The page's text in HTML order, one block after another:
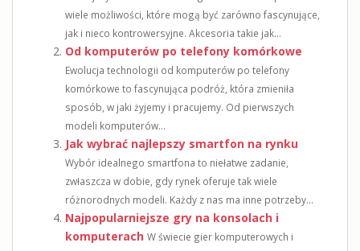
wiele możliwości, które mogą być zarówno fascynujące,
jak i nieco kontrowersyjne. Akcesoria takie jak...
Od komputerów po telefony komórkowe
Ewolucja technologii od komputerów po telefony
komórkowe to fascynująca podróż, która zmieniła
sposób, w jaki żyjemy i pracujemy. Od pierwszych
modeli komputerów...
Jak wybrać najlepszy smartfon na rynku
Wybór idealnego smartfona to niełatwe zadanie,
zwłaszcza w dobie, gdy rynek oferuje tak wiele
różnorodnych modeli. Każdy z nas ma inne potrzeby...
Najpopularniejsze gry na konsolach i
komputerach W świecie gier komputerowych i